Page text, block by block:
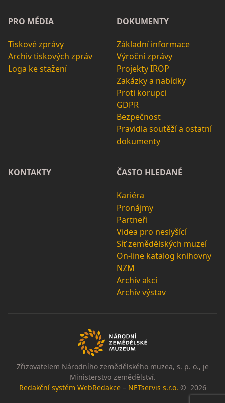
PRO MÉDIA
Tiskové zprávy
Archiv tiskových zpráv
Loga ke stažení
DOKUMENTY
Základní informace
Výroční zprávy
Projekty IROP
Zakázky a nabídky
Proti korupci
GDPR
Bezpečnost
Pravidla soutěží a ostatní
dokumenty
KONTAKTY ČASTO HLEDANÉ
Kariéra
Pronájmy
Partneři
Videa pro neslyšící
Síť zemědělských muzeí
On-line katalog knihovny
NZM
Archiv akcí
Archiv výstav
Zřizovatelem Národního zemědělského muzea, s. p. o., je
Ministerstvo zemědělství.
Redakční systém WebRedakce– NETservis s.r.o. © 2026